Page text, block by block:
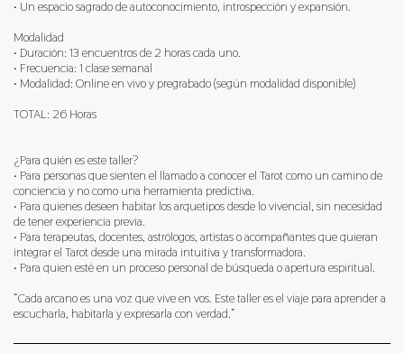
• Un espacio sagrado de autoconocimiento, introspección y expansión.
Modalidad
• Duración: 13 encuentros de 2 horas cada uno.
• Frecuencia: 1 clase semanal
• Modalidad: Online en vivo y pregrabado (según modalidad disponible)
TOTAL: 26 Horas
¿Para quién es este taller?
• Para personas que sienten el llamado a conocer el Tarot como un camino de
conciencia y no como una herramienta predictiva.
• Para quienes deseen habitar los arquetipos desde lo vivencial, sin necesidad
de tener experiencia previa.
• Para terapeutas, docentes, astrólogos, artistas o acompañantes que quieran
integrar el Tarot desde una mirada intuitiva y transformadora.
• Para quien esté en un proceso personal de búsqueda o apertura espiritual.
“Cada arcano es una voz que vive en vos. Este taller es el viaje para aprender a
escucharla, habitarla y expresarla con verdad.”